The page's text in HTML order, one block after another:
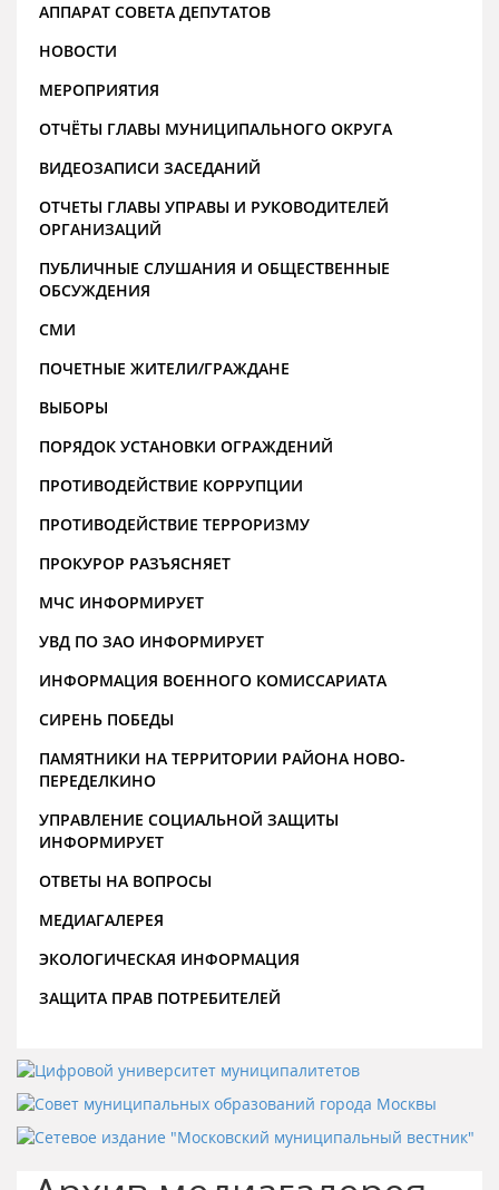
АППАРАТ СОВЕТА ДЕПУТАТОВ
НОВОСТИ
МЕРОПРИЯТИЯ
ОТЧЁТЫ ГЛАВЫ МУНИЦИПАЛЬНОГО ОКРУГА
ВИДЕОЗАПИСИ ЗАСЕДАНИЙ
ОТЧЕТЫ ГЛАВЫ УПРАВЫ И РУКОВОДИТЕЛЕЙ
ОРГАНИЗАЦИЙ
ПУБЛИЧНЫЕ СЛУШАНИЯ И ОБЩЕСТВЕННЫЕ
ОБСУЖДЕНИЯ
СМИ
ПОЧЕТНЫЕ ЖИТЕЛИ/ГРАЖДАНЕ
ВЫБОРЫ
ПОРЯДОК УСТАНОВКИ ОГРАЖДЕНИЙ
ПРОТИВОДЕЙСТВИЕ КОРРУПЦИИ
ПРОТИВОДЕЙСТВИЕ ТЕРРОРИЗМУ
ПРОКУРОР РАЗЪЯСНЯЕТ
МЧС ИНФОРМИРУЕТ
УВД ПО ЗАО ИНФОРМИРУЕТ
ИНФОРМАЦИЯ ВОЕННОГО КОМИССАРИАТА
СИРЕНЬ ПОБЕДЫ
ПАМЯТНИКИ НА ТЕРРИТОРИИ РАЙОНА НОВО-
ПЕРЕДЕЛКИНО
УПРАВЛЕНИЕ СОЦИАЛЬНОЙ ЗАЩИТЫ
ИНФОРМИРУЕТ
ОТВЕТЫ НА ВОПРОСЫ
МЕДИАГАЛЕРЕЯ
ЭКОЛОГИЧЕСКАЯ ИНФОРМАЦИЯ
ЗАЩИТА ПРАВ ПОТРЕБИТЕЛЕЙ